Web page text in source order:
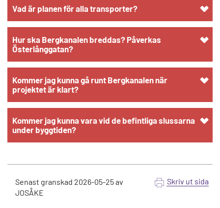
Vad är planen för alla transporter?
Hur ska Bergkanalen breddas? Påverkas
Österlånggatan?
Kommer jag kunna gå runt Bergkanalen när
projektet är klart?
Kommer jag kunna vara vid de befintliga slussarna
under byggtiden?
Senast granskad 2026-05-25av
JOSÅKE
Skriv ut sida